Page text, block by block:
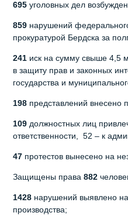
695уголовных дел
859 нарушений
прокуратурой Бердска за
241 иск на сумму свыше 4,5
в защиту прав и законных
государства и
198 представлений внесено
109 должностных лиц
ответственности, 52 – к
47 протестов вынесено на
Защищены права882
1428 нарушений выявлено
производства;